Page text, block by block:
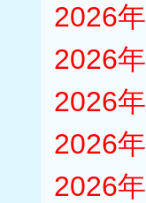
2026
2026
2026
2026
2026